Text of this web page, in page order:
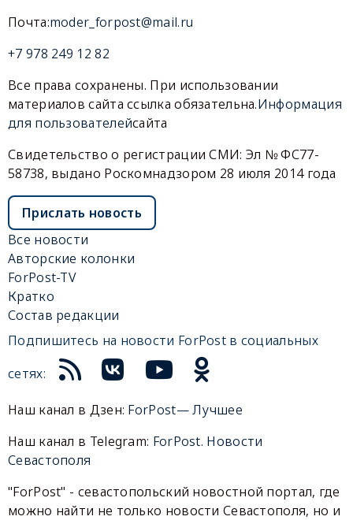
Почта:moder_forpost@mail.ru
+7 978 249 12 82
Все права сохранены. При использовании
материалов сайта ссылка обязательна.Информация
для пользователейсайта
Свидетельство о регистрации СМИ: Эл № ФС77-
58738, выдано Роскомнадзором 28 июля 2014 года
Прислать новость
Все новости
Авторские колонки
ForPost-TV
Кратко
Состав редакции
Подпишитесь на новости ForPost в социальных
сетях:
Наш канал в Дзен: ForPost— Лучшее
Наш канал в Telegram: ForPost. Новости
Севастополя
"ForPost" - севастопольский новостной портал, где
можно найти не только новости Севастополя, но и